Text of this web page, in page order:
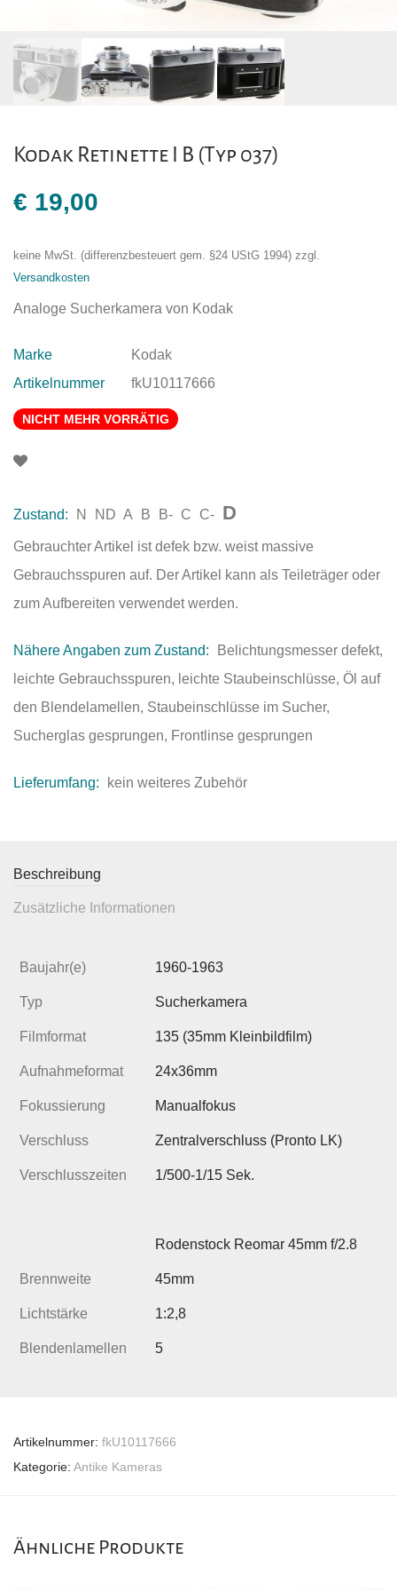
Kodak Retinette I B (Typ 037)
€ 19,00
keine MwSt. (differenzbesteuert gem. §24 UStG 1994) zzgl.
Versandkosten
Analoge Sucherkamera von Kodak
Marke
Kodak
Artikelnummer
fkU10117666
NICHT MEHR VORRÄTIG
Zustand: N ND A B B- C C- D
Gebrauchter Artikel ist defek bzw. weist massive
Gebrauchsspuren auf. Der Artikel kann als Teileträger oder
zum Aufbereiten verwendet werden.
Nähere Angaben zum Zustand:
Belichtungsmesser defekt,
leichte Gebrauchsspuren, leichte Staubeinschlüsse, Öl auf
den Blendelamellen, Staubeinschlüsse im Sucher,
Sucherglas gesprungen, Frontlinse gesprungen
Lieferumfang: kein weiteres Zubehör
Beschreibung
Zusätzliche Informationen
Baujahr(e) 1960-1963
Typ Sucherkamera
Filmformat 135 (35mm Kleinbildfilm)
Aufnahmeformat 24x36mm
Fokussierung Manualfokus
Verschluss Zentralverschluss (Pronto LK)
Verschlusszeiten 1/500-1/15 Sek.
Rodenstock Reomar 45mm f/2.8
Brennweite 45mm
Lichtstärke 1:2,8
Blendenlamellen 5
Artikelnummer: fkU10117666
Kategorie: Antike Kameras
Ähnliche Produkte